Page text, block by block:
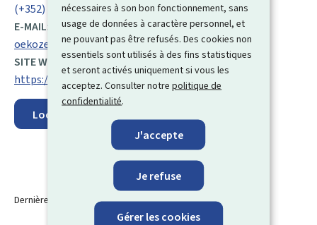
nécessaires à son bon fonctionnement, sans
usage de données à caractère personnel, et
ne pouvant pas être refusés. Des cookies non
essentiels sont utilisés à des fins statistiques
et seront activés uniquement si vous les
acceptez. Consulter notrepolitique de
confidentialité.
J'accepte
Je refuse
Gérer les cookies
(+352) 43 90 30 43
E-MAIL:
oekozenter@oeko.lu
SITE WEB :
https://www.oekozenter.lu/fr/
Localisez sur la carte
Dernière modification le30.03.2026